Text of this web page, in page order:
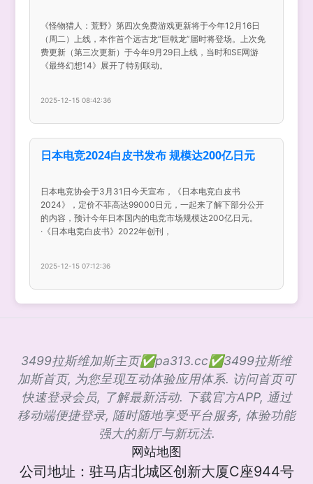
《怪物猎人：荒野》第四次免费游戏更新将于今年12月16日
（周二）上线，本作首个远古龙“巨戟龙”届时将登场。上次免
费更新（第三次更新）于今年9月29日上线，当时和SE网游
《最终幻想14》展开了特别联动。
2025-12-15 08:42:36
日本电竞2024白皮书发布 规模达200亿日元
日本电竞协会于3月31日今天宣布，《日本电竞白皮书
2024》，定价不菲高达99000日元，一起来了解下部分公开
的内容，预计今年日本国内的电竞市场规模达200亿日元。
·《日本电竞白皮书》2022年创刊，
2025-12-15 07:12:36
3499拉斯维加斯主页✅pa313.cc✅3499拉斯维
加斯首页, 为您呈现互动体验应用体系. 访问首页可
快速登录会员, 了解最新活动. 下载官方APP, 通过
移动端便捷登录, 随时随地享受平台服务, 体验功能
强大的新厅与新玩法.
网站地图
公司地址：驻马店北城区创新大厦C座944号